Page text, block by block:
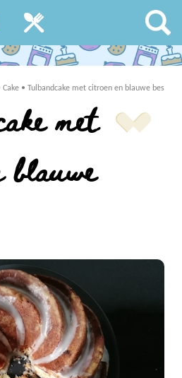
Cake • Tulbandcake met citroen en blauwe bes
met